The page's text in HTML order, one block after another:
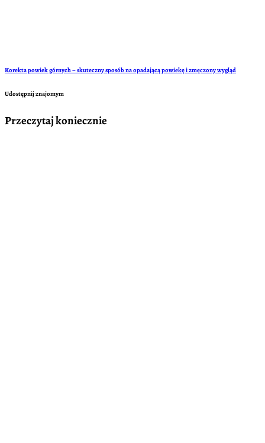
Korekta powiek górnych – skuteczny sposób na opadającą powiekę i zmęczony wygląd
Udostępnij znajomym
Przeczytaj koniecznie